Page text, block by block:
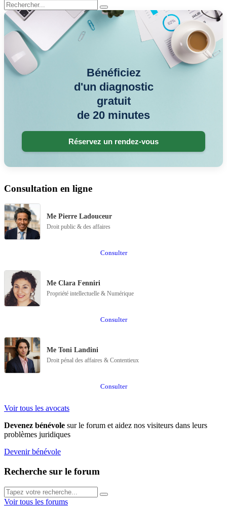
Bénéficiez
d'un diagnostic
gratuit
de 20 minutes
Réservez un rendez-vous
Consultation en ligne
Me Pierre Ladouceur
Droit public & des affaires
Consulter
Me Clara Fenniri
Propriété intellectuelle & Numérique
Consulter
Me Toni Landini
Droit pénal des affaires & Contentieux
Consulter
Voir tous les avocats
Devenez bénévole sur le forum et aidez nos visiteurs dans leurs
problèmes juridiques
Devenir bénévole
Recherche sur le forum
Voir tous les forums